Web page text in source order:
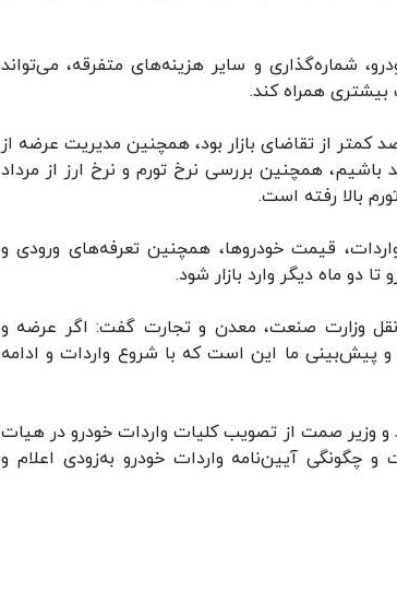
شماره‌گذاری و سایر هزینه‌های متفرقه، می‌تواند
بیشتری همراه کند.
شد:‌ در چند سال گذشته میزان عرضه خودرو دست‌کم ۴۵ درصد کمتر از تقاضای بازار بود، همچنین مدیریت عرضه از
همچنین بررسی نرخ تورم و نرخ ارز از مرداد
قیمت خودروها، همچنین تعرفه‌های ورودی و
دو ماه دیگر وارد بازار شود.
نقل وزارت صنعت، معدن و تجارت گفت: اگر عرضه و
پیش‌بینی ما این است که با شروع واردات و ادامه
وزیر صمت از تصویب کلیات واردات خودرو در هیات
و چگونگی آیین‌نامه واردات خودرو به‌زودی اعلام و